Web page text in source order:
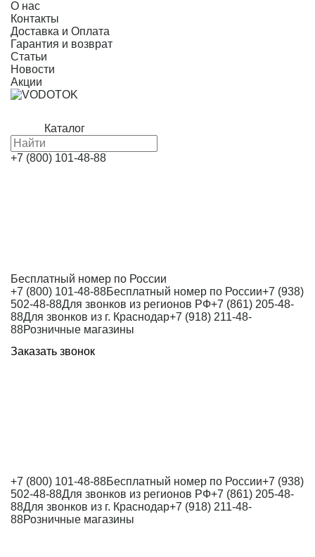
О нас
Контакты
Доставка и Оплата
Гарантия и возврат
Статьи
Новости
Акции
Каталог
+7 (800) 101-48-88
Бесплатный номер по России
+7 (800) 101-48-88Бесплатный номер по России+7 (938)
502-48-88Для звонков из регионов РФ+7 (861) 205-48-
88Для звонков из г. Краснодар+7 (918) 211-48-
88Розничные магазины
Заказать звонок
+7 (800) 101-48-88Бесплатный номер по России+7 (938)
502-48-88Для звонков из регионов РФ+7 (861) 205-48-
88Для звонков из г. Краснодар+7 (918) 211-48-
88Розничные магазины